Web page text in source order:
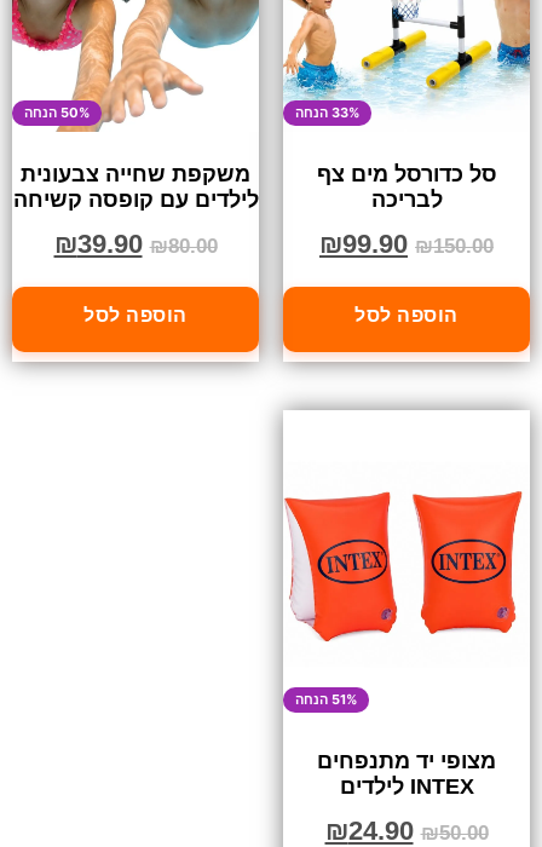
33% הנחה
סל כדורסל מים צף
לבריכה
₪150.00
₪99.90
הוספה לסל
50% הנחה
משקפת שחייה צבעונית
לילדים עם קופסה קשיחה
₪80.00
₪39.90
הוספה לסל
51% הנחה
מצופי יד מתנפחים
INTEX לילדים
₪50.00
₪24.90